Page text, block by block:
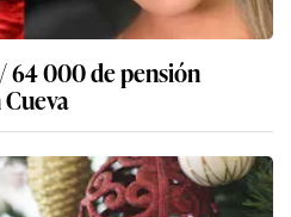
64 000 de pensión